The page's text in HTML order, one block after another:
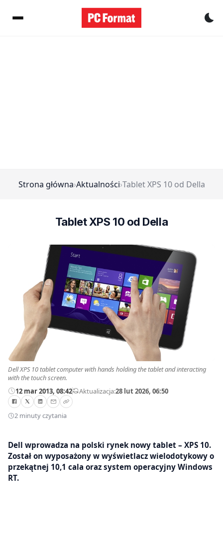
Strona główna›Aktualności›Tablet XPS 10 od Della
Tablet XPS 10 od Della
Dell XPS 10 tablet computer with hands holding the tablet and interacting
with the touch screen.
12 mar 2013, 08:42—Aktualizacja:28 lut 2026, 06:50
2 minuty czytania
Dell wprowadza na polski rynek nowy tablet – XPS 10.
Został on wyposażony w wyświetlacz wielodotykowy o
przekątnej 10,1 cala oraz system operacyjny Windows
RT.